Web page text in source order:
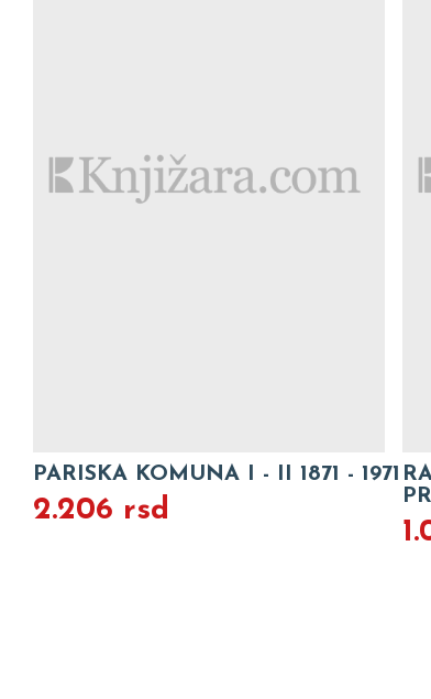
PARISKA KOMUNA I - II 1871 - 1971
2.206 rsd